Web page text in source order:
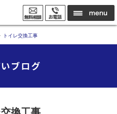
トイレ交換工事
ブログ